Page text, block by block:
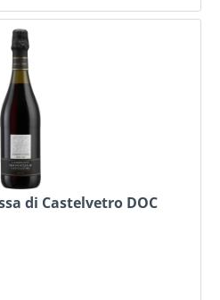
di Castelvetro DOC